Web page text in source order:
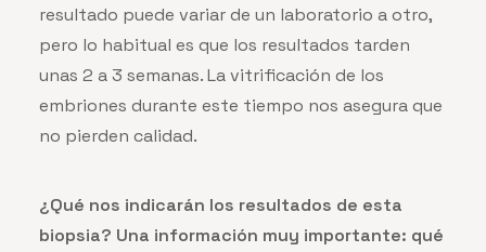
resultado puede variar de un laboratorio a otro,
pero lo habitual es que los resultados tarden
unas 2 a 3 semanas. La vitrificación de los
embriones durante este tiempo nos asegura que
no pierden calidad.
¿Qué nos indicarán los resultados de esta
biopsia? Una información muy importante: qué